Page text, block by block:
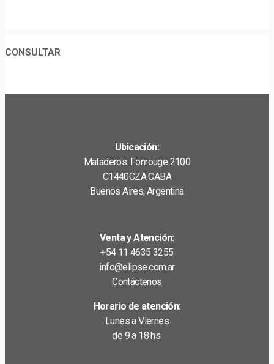
CONSULTAR
Ubicación:
Mataderos. Fonrouge 2100
C1440CZA CABA
Buenos Aires, Argentina
Venta y Atención:
+54 11 4635 3255
info@elipse.com.ar
Contáctenos
Horario de atención:
Lunes a Viernes
de 9 a 18 hs.